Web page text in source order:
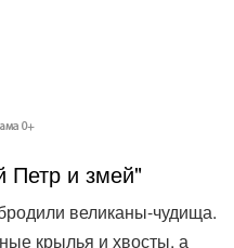
Петр и змей"
великаны-чудища.
крылья и хвосты, а